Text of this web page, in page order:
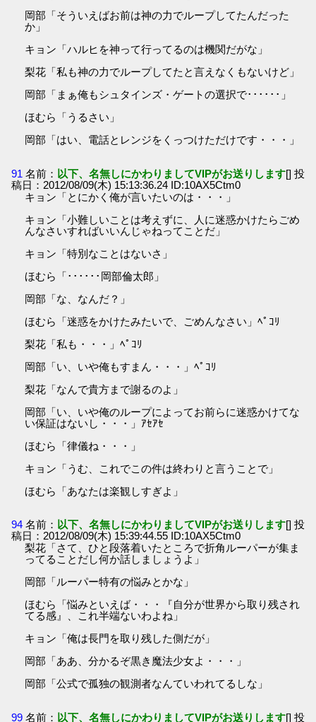
岡部「そういえばお前は神の力でループしてたんだった
か」
キョン「ハルヒを神って行ってるのは機関だがな」
梨花「私も神の力でループしてたと言えなくもないけど」
岡部「まぁ俺もシュタインズ・ゲートの選択で･･････」
ほむら「うるさい」
岡部「はい、電話とレンジをくっつけただけです・・・」
91 名前： 以下、名無しにかわりましてVIPがお送りします[] 投
稿日：2012/08/09(木) 15:13:36.24 ID:10AX5Ctm0
キョン「とにかく俺が言いたいのは・・・」
キョン「小難しいことは考えずに、人に迷惑かけたらごめ
んなさいすればいいんじゃねってことだ」
キョン「特別なことはないさ」
ほむら「･･････岡部倫太郎」
岡部「な、なんだ？」
ほむら「迷惑をかけたみたいで、ごめんなさい」ﾍﾟｺﾘ
梨花「私も・・・」ﾍﾟｺﾘ
岡部「い、いや俺もすまん・・・」ﾍﾟｺﾘ
梨花「なんで貴方まで謝るのよ」
岡部「い、いや俺のループによってお前らに迷惑かけてな
い保証はないし・・・」ｱｾｱｾ
ほむら「律儀ね・・・」
キョン「うむ、これでこの件は終わりと言うことで」
ほむら「あなたは楽観しすぎよ」
94 名前： 以下、名無しにかわりましてVIPがお送りします[] 投
稿日：2012/08/09(木) 15:39:44.55 ID:10AX5Ctm0
梨花「さて、ひと段落着いたところで折角ルーパーが集ま
ってることだし何か話しましょうよ」
岡部「ルーパー特有の悩みとかな」
ほむら「悩みといえば・・・『自分が世界から取り残され
てる感』、これ半端ないわよね」
キョン「俺は長門を取り残した側だが」
岡部「ああ、分かるぞ黒き魔法少女よ・・・」
岡部「公式で孤独の観測者なんていわれてるしな」
99 名前： 以下、名無しにかわりましてVIPがお送りします[] 投